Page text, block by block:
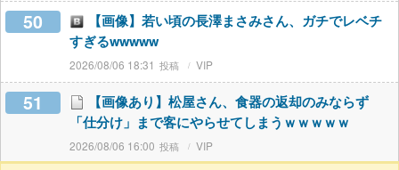
50
【画像】若い頃の長澤まさみさん、ガチでレベチ
すぎるwwwww
2026/08/06 18:31 VIP
51
【画像あり】松屋さん、食器の返却のみならず
「仕分け」まで客にやらせてしまうｗｗｗｗｗ
2026/08/06 16:00 VIP